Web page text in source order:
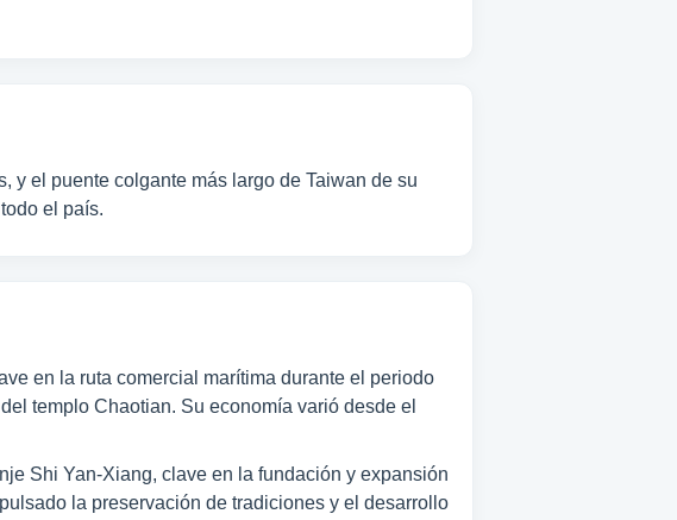
y el puente colgante más largo de Taiwan de su
el país.
en la ruta comercial marítima durante el periodo
templo Chaotian. Su economía varió desde el
Shi Yan-Xiang, clave en la fundación y expansión
la preservación de tradiciones y el desarrollo